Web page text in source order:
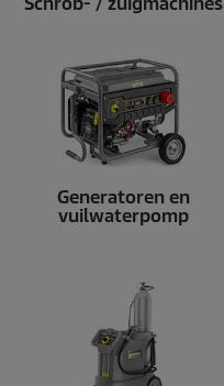
Generatoren en
vuilwaterpomp